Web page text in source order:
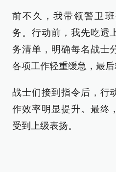
前不久，我带领警卫
务。行动前，我先吃透
务清单，明确每名战士
各项工作轻重缓急，最后
战士们接到指令后，行
作效率明显提升。最终
受到上级表扬。